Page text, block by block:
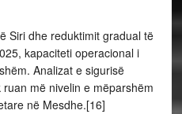
Siri dhe reduktimit gradual të
kapaciteti operacional i
Analizat e sigurisë
më nivelin e mëparshëm
në Mesdhe.[16]